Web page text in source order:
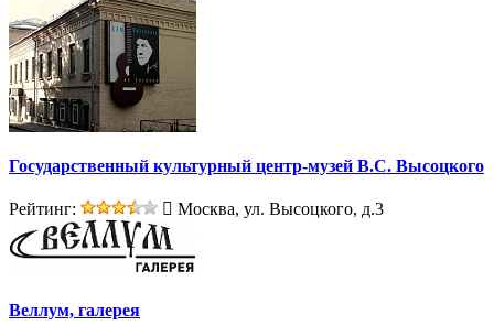
Государственный культурный центр-музей В.С. Высоцкого
Рейтинг: Москва, ул. Высоцкого, д.3
Веллум, галерея